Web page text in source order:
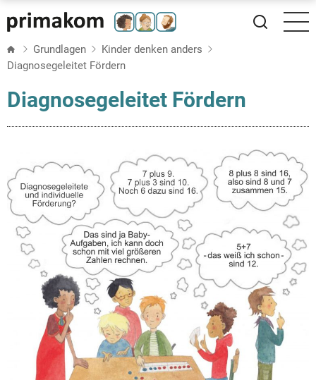
Direkt
zum
Inhalt
Grundlagen
Kinder denken anders
Diagnosegeleitet Fördern
Diagnosegeleitet Fördern